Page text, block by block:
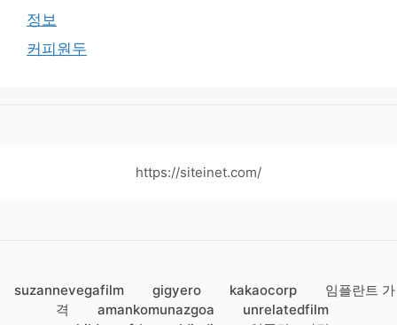
정보
커피원두
https://siteinet.com/
suzannevegafilm gigyero kakaocorp
임플란트 가
격
amankomunazgoa
unrelatedfilm